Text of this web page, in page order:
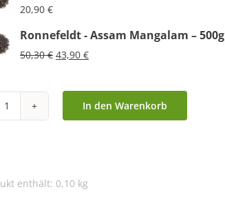
20,90 €
Ronnefeldt - Assam Mangalam – 500g
50,30€ Ursprünglicher
war:
50,30 €
43,90 €Aktueller
ist:
43,90 €.
Ronnefeldt
Menge
In den Warenkorb
enthält: 0,10 kg